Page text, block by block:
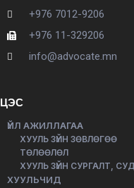
+976 7012-9206
+976 11-329206
info@advocate.mn
ЦЭС
ҮЙЛ АЖИЛЛАГАА
ХУУЛЬ ЗҮЙН ЗӨВЛӨГӨӨ
ТӨЛӨӨЛӨЛ
ХУУЛЬ ЗҮЙН СУРГАЛТ,
ХУУЛЬЧИД